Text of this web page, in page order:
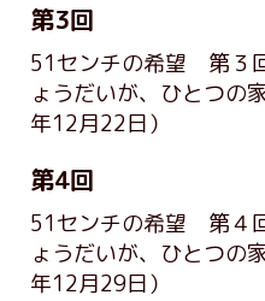
第3回
51センチの希望 第３
ょうだいが、ひとつの
年12月22日）
第4回
51センチの希望 第４
ょうだいが、ひとつの
年12月29日）